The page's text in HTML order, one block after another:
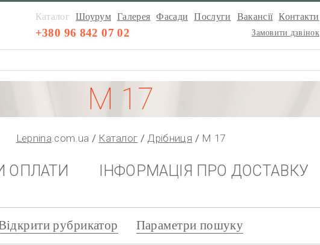
Каталог Шоурум Галерея Фасади Послуги Вакансії Контакти
+380 96 842 07 02 Замовити дзвінок
М 17
Lepnina.com.ua Каталог Дрібниця М 17
ОПЛАТИ ІНФОРМАЦІЯ ПРО ДОСТАВКУ
рубрикатор Параметри пошуку